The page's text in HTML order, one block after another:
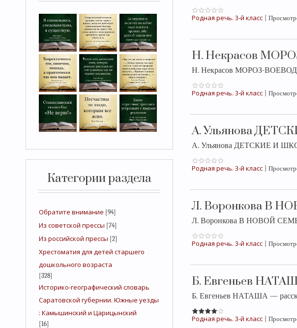
Категории раздела
Обратите внимание [94]
Из советской прессы [74]
Из российской прессы [2]
Хрестоматия для детей старшего
дошкольного возраста
[328]
Историко-географический словарь
Саратовской губернии. Южные уезды
: Камышинский и Царицынский
[16]
Родная речь. 3-й класс
Н. Некрасов
Н. Некрасов МОРОЗ-
Родная речь. 3-й класс
А. Ульянова
А. Ульянова ДЕТСКИЕ И
Родная речь. 3-й класс
Л. Воронкова В
Л. Воронкова В НОВОЙ
Родная речь. 3-й класс
Б. Евгеньев
Б. Евгеньев НАТАША —
Родная речь. 3-й класс